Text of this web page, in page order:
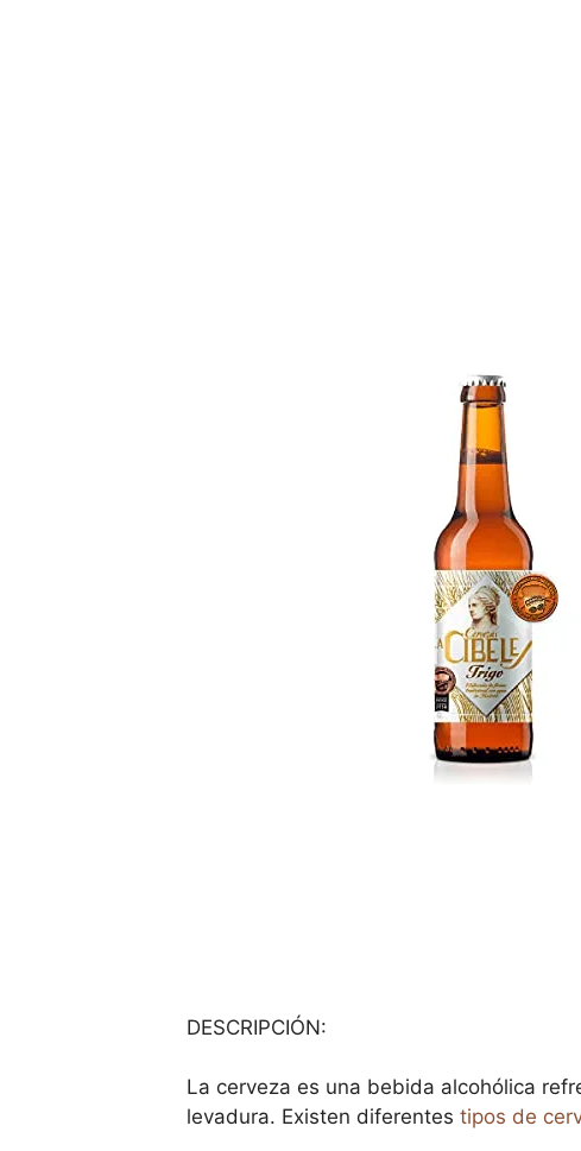
DESCRIPCIÓN:
La cerveza es una bebida alcohólica
levadura. Existen diferentes tipos de